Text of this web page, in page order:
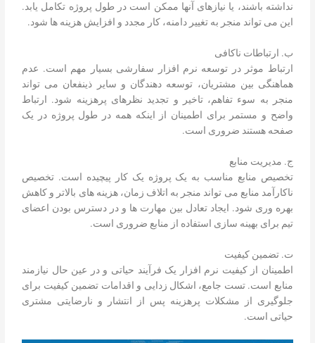
نداشته باشند، یا نیازهای آنها ممکن است در طول پروژه تکامل یابد.
این می تواند منجر به تغییر دامنه، کار مجدد و افزایش هزینه ها شود.
ب. ارتباطات ناکافی
ارتباط موثر در توسعه نرم افزار سفارشی بسیار مهم است. عدم
هماهنگی بین مشتریان، توسعه دهندگان و سایر ذینفعان می تواند
منجر به سوء تفاهم، تاخیر و تجدید نظرهای پرهزینه شود. ارتباط
واضح و مستمر برای اطمینان از اینکه همه در طول پروژه در یک
صفحه هستند ضروری است.
ج. مدیریت منابع
تخصیص منابع مناسب به یک پروژه یک کار پیچیده است. تخصیص
ناکارآمد منابع می تواند منجر به اتلاف زمان، هزینه های بالاتر و کاهش
بهره وری شود. ایجاد تعادل بین مهارت ها و در دسترس بودن اعضای
تیم برای بهینه سازی استفاده از منابع ضروری است.
ت. تضمین کیفیت
اطمینان از کیفیت نرم افزار یک فرآیند حیاتی و در عین حال نیازمند
منابع است. تست جامع، اشکال زدایی و اقدامات تضمین کیفیت برای
جلوگیری از مشکلات پرهزینه پس از انتشار و نارضایتی مشتری
حیاتی است.